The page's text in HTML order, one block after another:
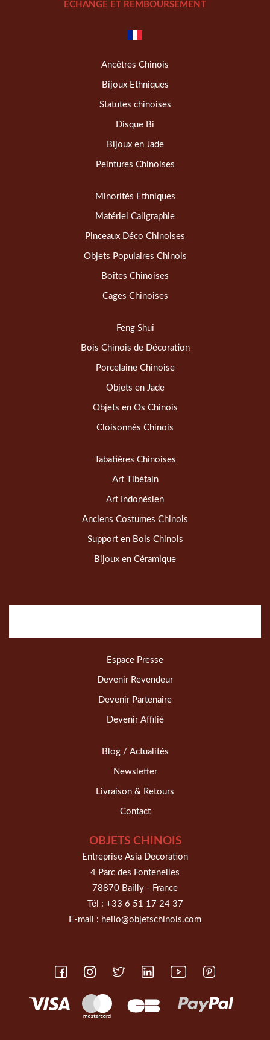
ÉCHANGE ET REMBOURSEMENT
Ancêtres Chinois
Bijoux Ethniques
Statutes chinoises
Disque Bi
Bijoux en Jade
Peintures Chinoises
Minorités Ethniques
Matériel Caligraphie
Pinceaux Déco Chinoises
Objets Populaires Chinois
Boîtes Chinoises
Cages Chinoises
Feng Shui
Bois Chinois de Décoration
Porcelaine Chinoise
Objets en Jade
Objets en Os Chinois
Cloisonnés Chinois
Tabatières Chinoises
Art Tibétain
Art Indonésien
Anciens Costumes Chinois
Support en Bois Chinois
Bijoux en Céramique
Espace Presse
Devenir Revendeur
Devenir Partenaire
Devenir Affilié
Blog / Actualités
Newsletter
Livraison & Retours
Contact
OBJETS CHINOIS
Entreprise Asia Decoration
4 Parc des Fontenelles
78870 Bailly - France
Tél : +33 6 51 17 24 37
E-mail : hello@objetschinois.com